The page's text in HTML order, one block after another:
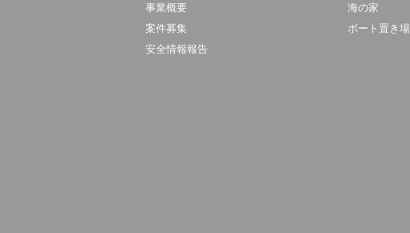
事業概要
案件募集
安全情報報告
海の家
ボート置き場